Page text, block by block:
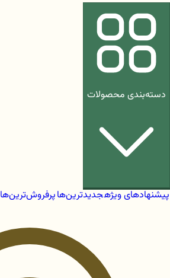
دسته‌بندی محصولات
پیشنهادهای ویژهجدیدترین‌هاپرفروش‌ترین‌ها